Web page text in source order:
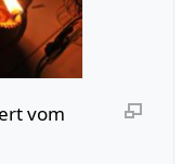
vom